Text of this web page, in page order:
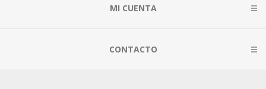
MI CUENTA
CONTACTO